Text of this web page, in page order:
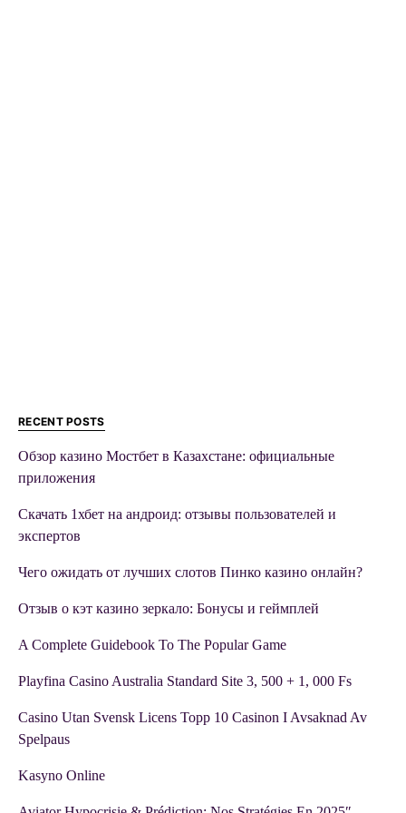
RECENT POSTS
Обзор казино Мостбет в Казахстане: официальные
приложения
Скачать 1хбет на андроид: отзывы пользователей и
экспертов
Чего ожидать от лучших слотов Пинко казино онлайн?
Отзыв о кэт казино зеркало: Бонусы и геймплей
A Complete Guidebook To The Popular Game
Playfina Casino Australia Standard Site 3, 500 + 1, 000 Fs
Casino Utan Svensk Licens Topp 10 Casinon I Avsaknad Av
Spelpaus
Kasyno Online